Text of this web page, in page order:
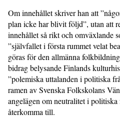
Om innehållet skriver han att
plan icke har blivit följd”, utan att
innehållet så rikt och omväxlande
”självfallet i första rummet velat
göras för den allmänna
bidrag belysande Finlands
”polemiska uttalanden i politiska
ramen av Svenska Folkskolans
angelägen om neutralitet i
återkomma till.